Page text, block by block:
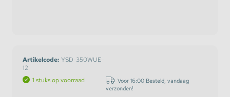
Artikelcode: YSD-350WUE-
12
1 stuks op voorraad
Voor 16:00 Besteld, vandaag
verzonden!